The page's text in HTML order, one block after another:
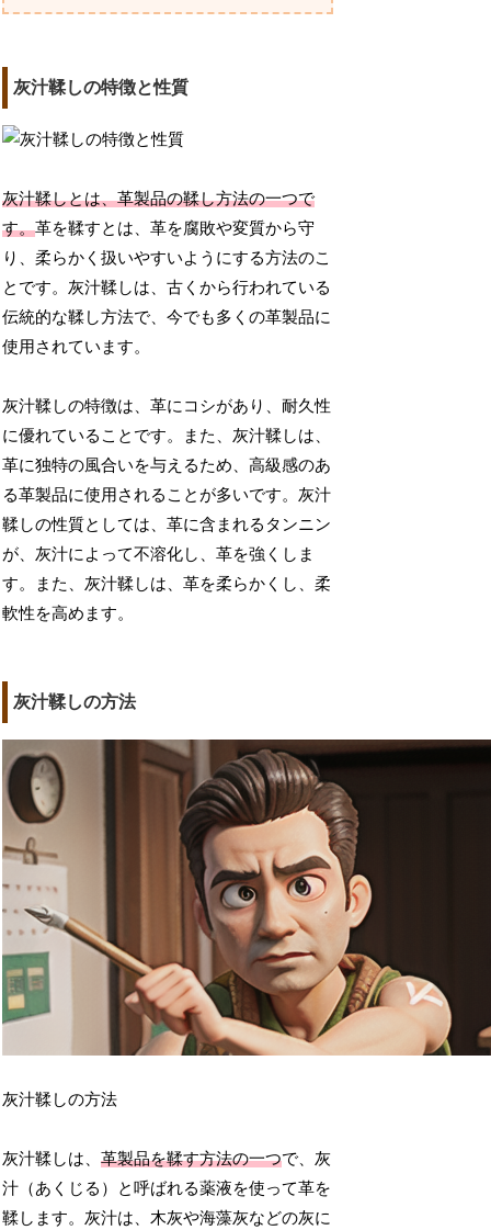
灰汁鞣しの特徴と性質
灰汁鞣しとは、革製品の鞣し方法の一つで
す。革を鞣すとは、革を腐敗や変質から守
り、柔らかく扱いやすいようにする方法のこ
とです。灰汁鞣しは、古くから行われている
伝統的な鞣し方法で、今でも多くの革製品に
使用されています。
灰汁鞣しの特徴は、革にコシがあり、耐久性
に優れていることです。また、灰汁鞣しは、
革に独特の風合いを与えるため、高級感のあ
る革製品に使用されることが多いです。灰汁
鞣しの性質としては、革に含まれるタンニン
が、灰汁によって不溶化し、革を強くしま
す。また、灰汁鞣しは、革を柔らかくし、柔
軟性を高めます。
灰汁鞣しの方法
灰汁鞣しの方法
灰汁鞣しは、革製品を鞣す方法の一つで、灰
汁（あくじる）と呼ばれる薬液を使って革を
鞣します。灰汁は、木灰や海藻灰などの灰に